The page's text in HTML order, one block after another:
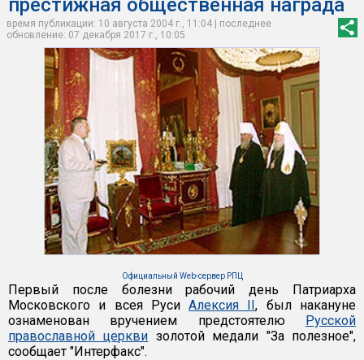
престижная общественная награда
время публикации: 10 августа 2004 г., 11:04 | последнее
обновление: 07 декабря 2017 г., 10:05
Официальный Web-сервер РПЦ
Первый после болезни рабочий день Патриарха
Московского и всея РусиАлексия II, был накануне
ознаменован вручением предстоятелю Русской
православной церкви золотой медали "За полезное",
сообщает "Интерфакс".